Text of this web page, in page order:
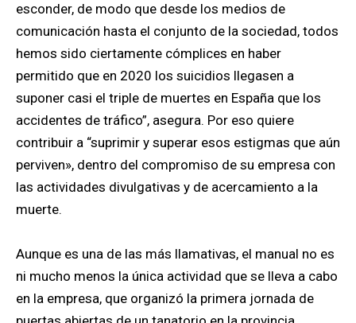
esconder, de modo que desde los medios de
comunicación hasta el conjunto de la sociedad, todos
hemos sido ciertamente cómplices en haber
permitido que en 2020 los suicidios llegasen a
suponer casi el triple de muertes en España que los
accidentes de tráfico”, asegura. Por eso quiere
contribuir a “suprimir y superar esos estigmas que aún
perviven», dentro del compromiso de su empresa con
las actividades divulgativas y de acercamiento a la
muerte.
Aunque es una de las más llamativas, el manual no es
ni mucho menos la única actividad que se lleva a cabo
en la empresa, que organizó la primera jornada de